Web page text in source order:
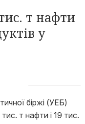
т нафти
у
біржі (УЕБ)
т нафти і 19 тис.